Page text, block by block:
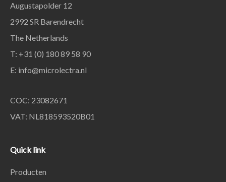
Augustapolder 12
2992 SR Barendrecht
The Netherlands
T: +31 (0) 180 89 58 90
E: info@microlectra.nl
COC: 23082671
VAT: NL818593520B01
Quick link
Producten